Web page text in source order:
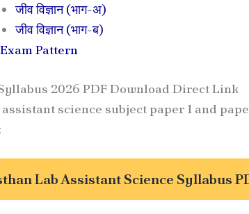
जीव विज्ञान (भाग-अ)
जीव विज्ञान (भाग-ब)
Pattern
2026 PDF Download Direct Link
science subject paper 1 and
Lab Assistant Science Syllabus